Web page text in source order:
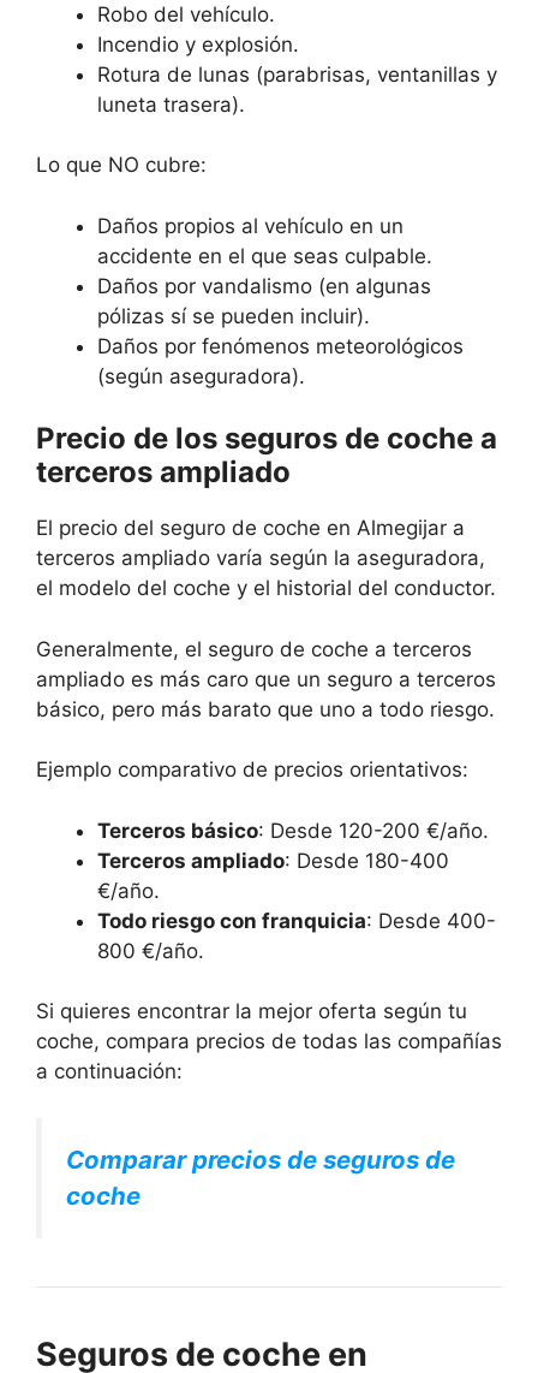
Robo del vehículo.
Incendio y explosión.
Rotura de lunas (parabrisas, ventanillas y
luneta trasera).
Lo que NO cubre:
Daños propios al vehículo en un
accidente en el que seas culpable.
Daños por vandalismo (en algunas
pólizas sí se pueden incluir).
Daños por fenómenos meteorológicos
(según aseguradora).
Precio de los seguros de coche a
terceros ampliado
El precio del seguro de coche en Almegijar a
terceros ampliado varía según la aseguradora,
el modelo del coche y el historial del conductor.
Generalmente, el seguro de coche a terceros
ampliado es más caro que un seguro a terceros
básico, pero más barato que uno a todo riesgo.
Ejemplo comparativo de precios orientativos:
Terceros básico: Desde 120-200 €/año.
Terceros ampliado: Desde 180-400
€/año.
Todo riesgo con franquicia: Desde 400-
800 €/año.
Si quieres encontrar la mejor oferta según tu
coche, compara precios de todas las compañías
a continuación:
Comparar precios de seguros de
coche
Seguros de coche en